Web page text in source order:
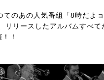
てのあの人気番組「8時だよ
リリースしたアルバムすべ
！